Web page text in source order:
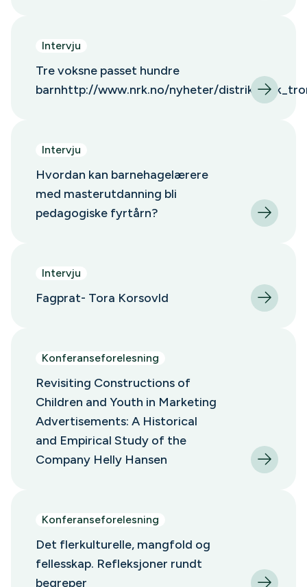
Intervju
Tre voksne passet hundre
barnhttp://www.nrk.no/nyheter/distrikt/
Intervju
Hvordan kan barnehagelærere
med masterutdanning bli
pedagogiske fyrtårn?
Intervju
Fagprat- Tora Korsovld
Konferanseforelesning
Revisiting Constructions of
Children and Youth in Marketing
Advertisements: A Historical
and Empirical Study of the
Company Helly Hansen
Konferanseforelesning
Det flerkulturelle, mangfold og
fellesskap. Refleksjoner rundt
begreper